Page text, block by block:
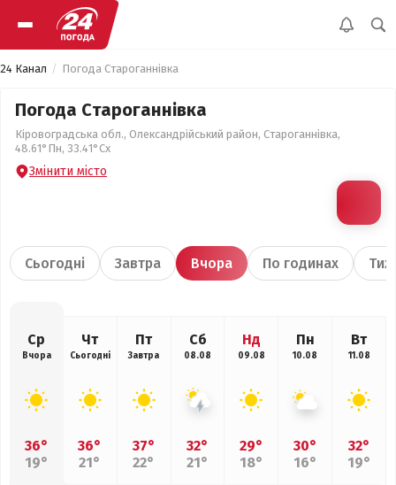
24 Канал Погода Староганнівка
Погода Староганнівка
Кіровоградська обл., Олександрійський район, Староганнівка,
48.61°Пн, 33.41°Сх
Змінити місто
Сьогодні Завтра Вчора По годинах
Ср
Вчора
36°
19°
Чт
Сьогодні
36°
21°
Пт
Завтра
37°
22°
Сб
08.08
32°
21°
Нд
09.08
29°
18°
Пн
10.08
30°
16°
Вт
11.08
32°
19°